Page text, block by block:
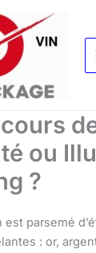
ou
?
est parsemé
: or,